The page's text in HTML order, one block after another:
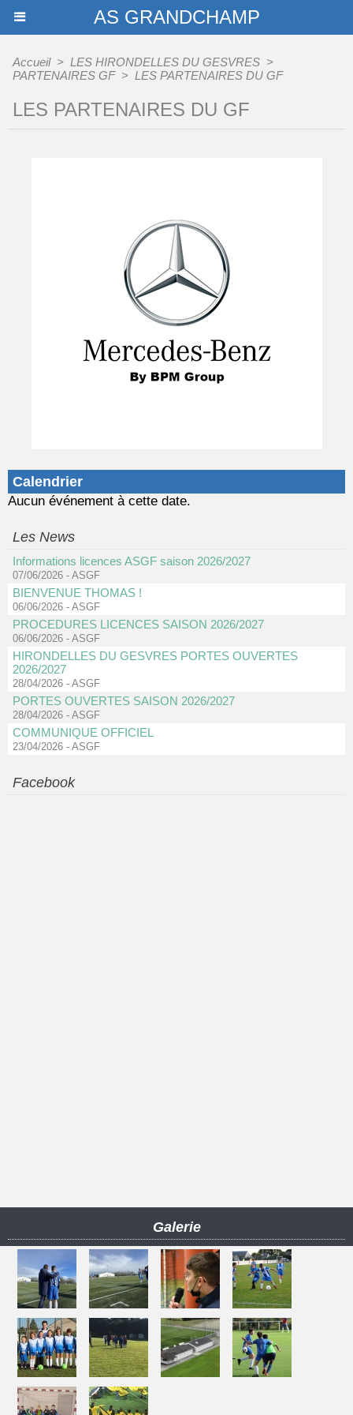
AS GRANDCHAMP
Accueil > LES HIRONDELLES DU GESVRES >
PARTENAIRES GF > LES PARTENAIRES DU GF
LES PARTENAIRES DU GF
Calendrier
Aucun événement à cette date.
Les News
Informations licences ASGF saison 2026/2027
07/06/2026 - ASGF
BIENVENUE THOMAS !
06/06/2026 - ASGF
PROCEDURES LICENCES SAISON 2026/2027
06/06/2026 - ASGF
HIRONDELLES DU GESVRES PORTES OUVERTES
2026/2027
28/04/2026 - ASGF
PORTES OUVERTES SAISON 2026/2027
28/04/2026 - ASGF
COMMUNIQUE OFFICIEL
23/04/2026 - ASGF
Facebook
Galerie